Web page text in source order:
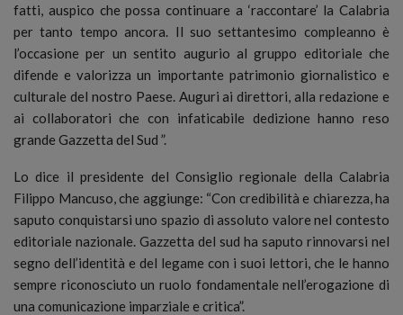
fatti, auspico che possa continuare a ‘raccontare’ la Calabria
per tanto tempo ancora. Il suo settantesimo compleanno è
l’occasione per un sentito augurio al gruppo editoriale che
difende e valorizza un importante patrimonio giornalistico e
culturale del nostro Paese.Auguri ai direttori, alla redazione e
ai collaboratori che con infaticabile dedizione hanno reso
grande Gazzetta del Sud ”.
Lo dice il presidente del Consiglio regionale della Calabria
Filippo Mancuso, che aggiunge: “Con credibilità e chiarezza, ha
saputo conquistarsi uno spazio di assoluto valore nel contesto
editoriale nazionale. Gazzetta del sud ha saputo rinnovarsi nel
segno dell’identità e del legame con i suoi lettori, che le hanno
sempre riconosciuto un ruolo fondamentale nell’erogazione di
una comunicazione imparziale e critica”.